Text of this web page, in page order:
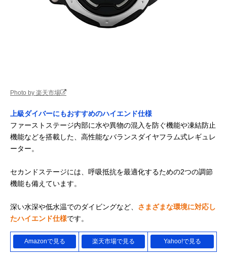
Photo by 楽天市場
上級ダイバーにもおすすめのハイエンド仕様
ファーストステージ内部に水や異物の混入を防ぐ機能や凍結防止
機能などを搭載した、高性能なバランスダイヤフラム式レギュレ
ーター。
セカンドステージには、呼吸抵抗を最適化するための2つの調節
機能も備えています。
深い水深や低水温でのダイビングなど、 さまざまな環境に対応し
たハイエンド仕様です。
Amazonで見る 楽天市場で見る Yahoo!で見る